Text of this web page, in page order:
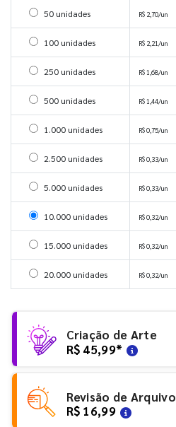
Selecionar 50 unidades
50 unidades R$ 2,70/un
Selecionar 100 unidades
100 unidades R$ 2,21/un
Selecionar 250 unidades
250 unidades R$ 1,68/un
Selecionar 500 unidades
500 unidades R$ 1,44/un
Selecionar 1000 unidades
1.000 unidades R$ 0,75/un
Selecionar 2500 unidades
2.500 unidades R$ 0,33/un
Selecionar 5000 unidades
5.000 unidades R$ 0,33/un
Selecionar 10000 unidades
10.000 unidades R$ 0,32/un
Selecionar 15000 unidades
15.000 unidades R$ 0,32/un
Selecionar 20000 unidades
20.000 unidades R$ 0,32/un
Criação de Arte
R$ 45,99*
Revisão de Arquivo
R$ 16,99